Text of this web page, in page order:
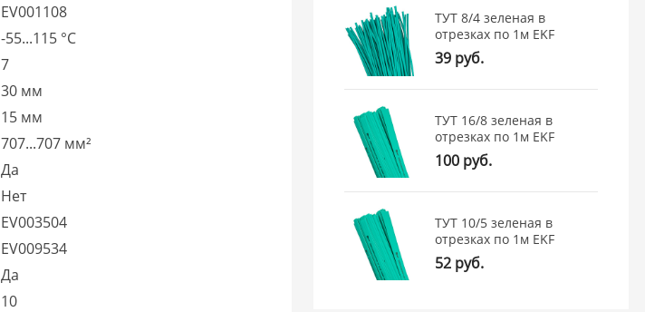
EV001108
-55...115 °C
7
30 мм
15 мм
707...707 мм²
Да
Нет
EV003504
EV009534
Да
10
ТУТ 8/4 зеленая в
отрезках по 1м EKF
39 руб.
ТУТ 16/8 зеленая в
отрезках по 1м EKF
100 руб.
ТУТ 10/5 зеленая в
отрезках по 1м EKF
52 руб.